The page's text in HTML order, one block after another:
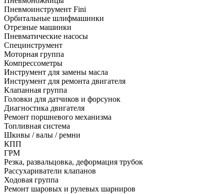
Пневмоинструмент Fini
Орбитальные шлифмашинки
Отрезные машинки
Пневматические насосы
Специнструмент
Моторная группа
Компрессометры
Инструмент для замены масла
Инструмент для ремонта двигателя
Клапанная группа
Головки для датчиков и форсунок
Диагностика двигателя
Ремонт поршневого механизма
Топливная система
Шкивы / валы / ремни
КПП
ГРМ
Резка, развальцовка, деформация трубок
Рассухариватели клапанов
Ходовая группа
Ремонт шаровых и рулевых шарниров